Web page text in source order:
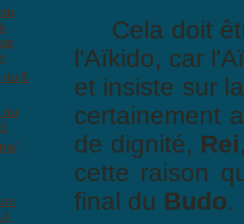
du 5
du
Cela doit
l'Aïkido, car
et insiste sur
certainement
de dignité, Rei
cette raison
final du Budo.